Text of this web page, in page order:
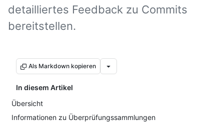
detailliertes Feedback zu Commits
bereitstellen.
Als Markdown kopieren
In diesem Artikel
Übersicht
Informationen zu Überprüfungssammlungen